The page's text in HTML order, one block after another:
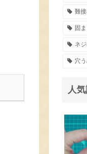
難
固
ネ
穴
人